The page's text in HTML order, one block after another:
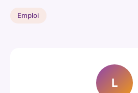
Emploi
L